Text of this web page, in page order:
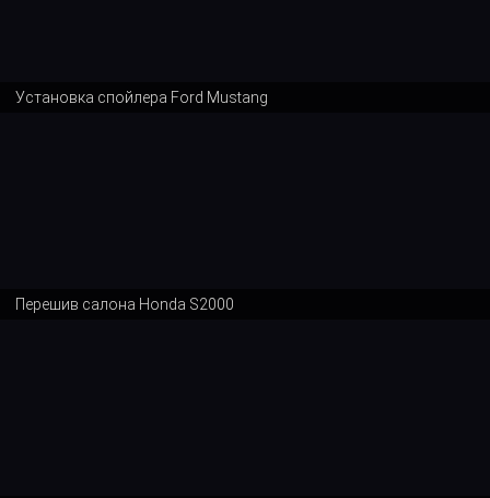
Установка спойлера Ford Mustang
Перешив салона Honda S2000